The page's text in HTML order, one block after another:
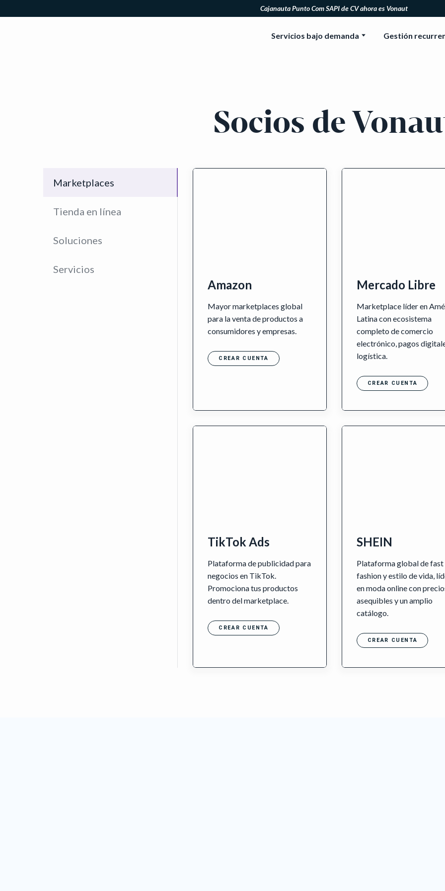
Cajanauta Punto Com SAPI de CV ahora es Vonaut
Servicios bajo demanda Gestión
Socios de
Marketplaces
Tienda en línea
Soluciones
Servicios
Amazon
Mayor marketplaces global
para la venta de productos a
consumidores y empresas.
CREAR CUENTA
Mercado Libre
Marketplace líder en
Latina con ecosistema
completo de comercio
electrónico, pagos
logística.
CREAR CUENTA
TikTok Ads
Plataforma de publicidad para
negocios en TikTok.
Promociona tus productos
dentro del marketplace.
CREAR CUENTA
SHEIN
Plataforma global de fast
fashion y estilo de vida,
en moda online con
asequibles y un amplio
catálogo.
CREAR CUENTA